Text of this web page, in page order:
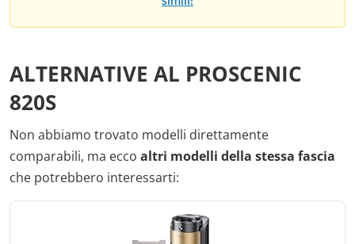
ALTERNATIVE AL PROSCENIC
820S
Non abbiamo trovato modelli direttamente
comparabili, ma ecco altri modelli della stessa fascia
che potrebbero interessarti: